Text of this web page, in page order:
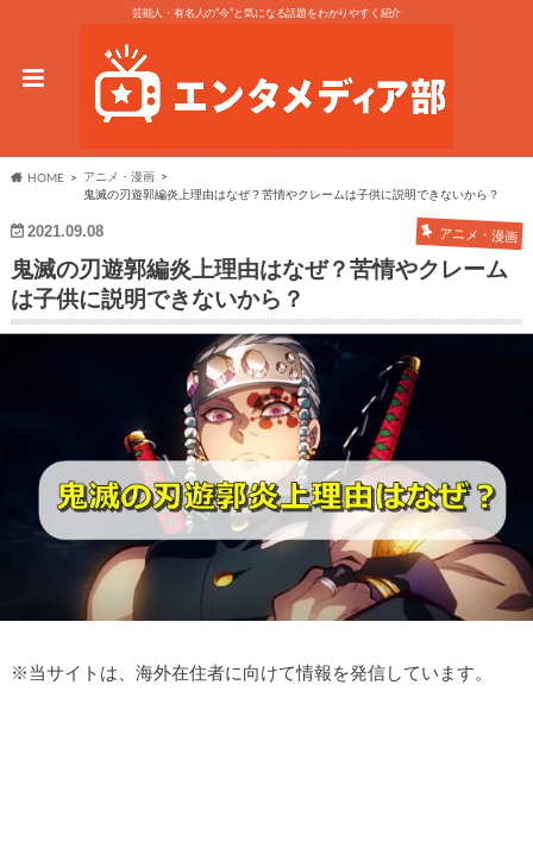
芸能人・有名人の“今”と気になる話題をわかりやすく紹介
HOME
アニメ・漫画
鬼滅の刃遊郭編炎上理由はなぜ？苦情やクレームは子供に説明できないから？
2021.09.08 アニメ・漫画
鬼滅の刃遊郭編炎上理由はなぜ？苦情やクレーム
は子供に説明できないから？
※ 当サイトは、海外在住者に向けて情報を発信しています。